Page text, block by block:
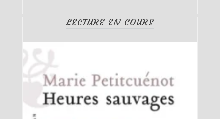
LECTURE EN COURS